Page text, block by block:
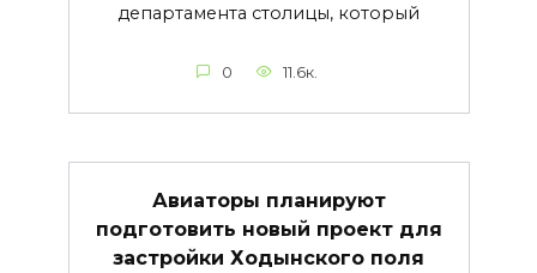
департамента столицы, который
0 11.6к.
Авиаторы планируют
подготовить новый проект для
застройки Ходынского поля